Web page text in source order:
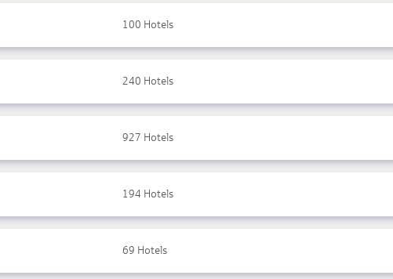
100 Hotels
240 Hotels
927 Hotels
194 Hotels
69 Hotels